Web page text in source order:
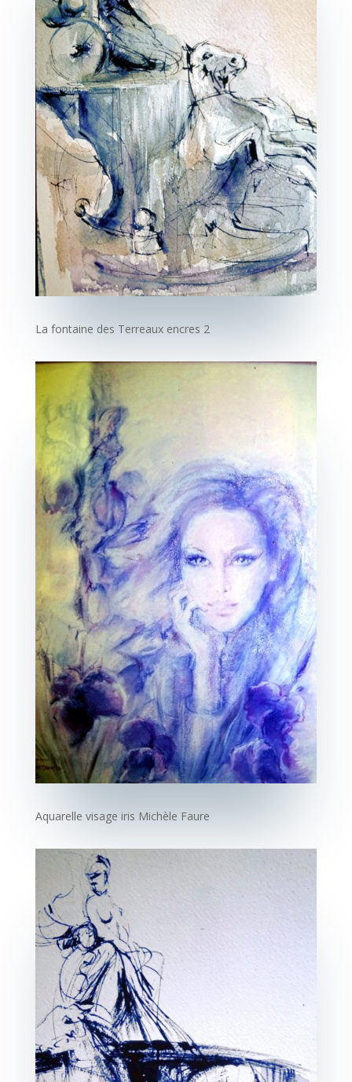
La fontaine des Terreaux encres 2
Aquarelle visage iris Michèle Faure